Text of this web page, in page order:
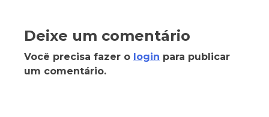
Deixe um comentário
Você precisa fazer o login para publicar
um comentário.